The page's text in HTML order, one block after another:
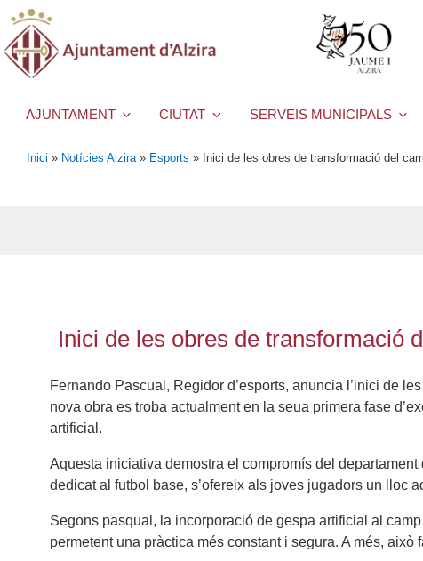
AJUNTAMENT CIUTAT SERVEIS MUNICIPALS
Inici » Notícies Alzira » Esports » Inici de les obres de transformació del
Inici de les obres de transformació
Fernando Pascual, Regidor d’esports, anuncia l’inici de
nova obra es troba actualment en la seua primera fase
artificial.
Aquesta iniciativa demostra el compromís del
dedicat al futbol base, s’ofereix als joves jugadors un lloc
Segons pasqual, la incorporació de gespa artificial al
permetent una pràctica més constant i segura. A més,